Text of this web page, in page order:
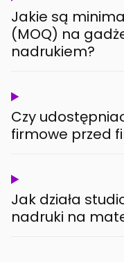
Jakie są
(MOQ) na
nadrukiem?
Czy
firmowe przed
Jak działa
nadruki na